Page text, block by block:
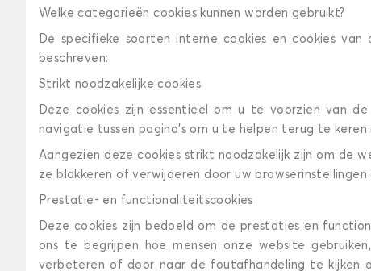
Welke categorieën cookies kunnen worden gebruikt?
De specifieke soorten interne cookies en cookies
beschreven:
Strikt noodzakelijke cookies
Deze cookies zijn essentieel om u te voorzien van
navigatie tussen pagina's om u te helpen terug te
Aangezien deze cookies strikt noodzakelijk zijn om de
ze blokkeren of verwijderen door uw browserinstellingen
Prestatie- en functionaliteitscookies
Deze cookies zijn bedoeld om de prestaties en
ons te begrijpen hoe mensen onze website
verbeteren of door naar de foutafhandeling te kijken